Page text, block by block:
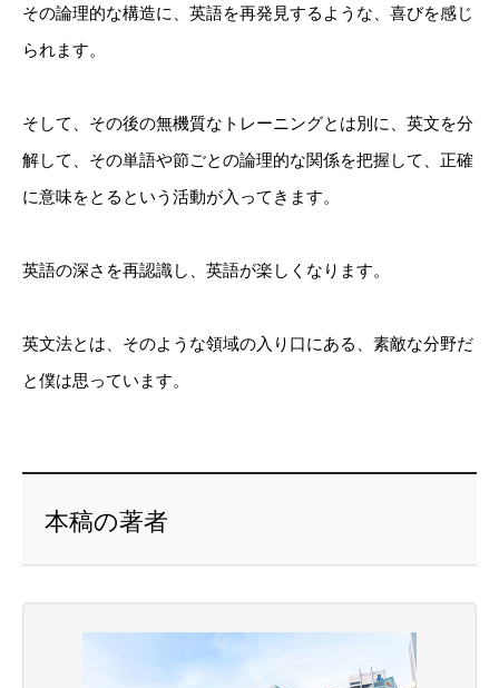
その論理的な構造に、英語を再発見するような、喜びを感じ
られます。
そして、その後の無機質なトレーニングとは別に、英文を分
解して、その単語や節ごとの論理的な関係を把握して、正確
に意味をとるという活動が入ってきます。
英語の深さを再認識し、英語が楽しくなります。
英文法とは、そのような領域の入り口にある、素敵な分野だ
と僕は思っています。
本稿の著者